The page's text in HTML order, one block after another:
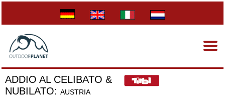
ADDIO AL CELIBATO &
NUBILATO: AUSTRIA